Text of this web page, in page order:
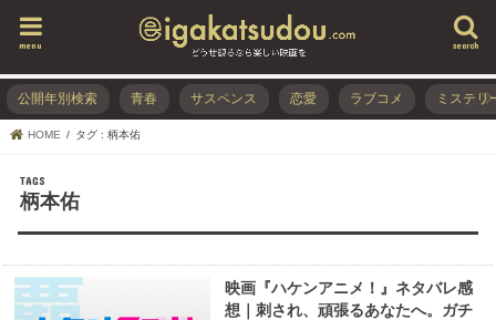
search
menu
公開年別検索 青春 サスペンス 恋愛 ラブコメ ミステリ
HOME タグ : 柄本佑
柄本佑
映画『ハケンアニメ！』ネタバレ感
想｜刺され、頑張るあなたへ。ガチ